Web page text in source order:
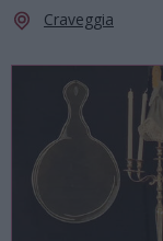
Craveggia